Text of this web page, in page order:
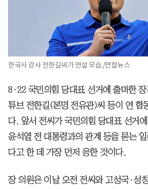
한국사 강사 전한길씨가 연설 모습./연합뉴스
8·22 국민의힘 당대표 선거에 출마한
튜브 전한길(본명 전유관)씨 등이 연 합
다. 앞서 전씨가 국민의힘 당대표 선거
윤석열 전 대통령과의 관계 등을 묻는
다고 한 데 가장 먼저 응한 것이다.
장 의원은 이날 오전 전씨와 고성국·성